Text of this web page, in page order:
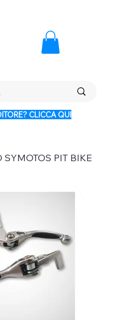
CLICCA QUI
SYMOTOS PIT BIKE